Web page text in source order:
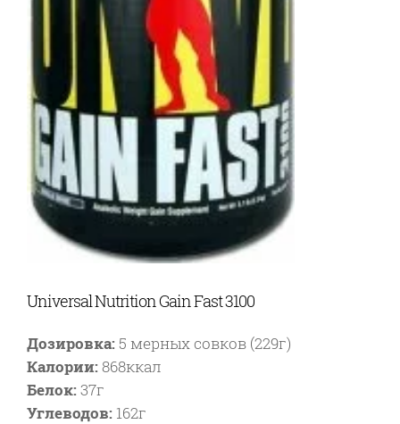
Universal Nutrition Gain Fast 3100
Дозировка: 5 мерных совков (229г)
Калории:868ккал
Белок:37г
Углеводов: 162г